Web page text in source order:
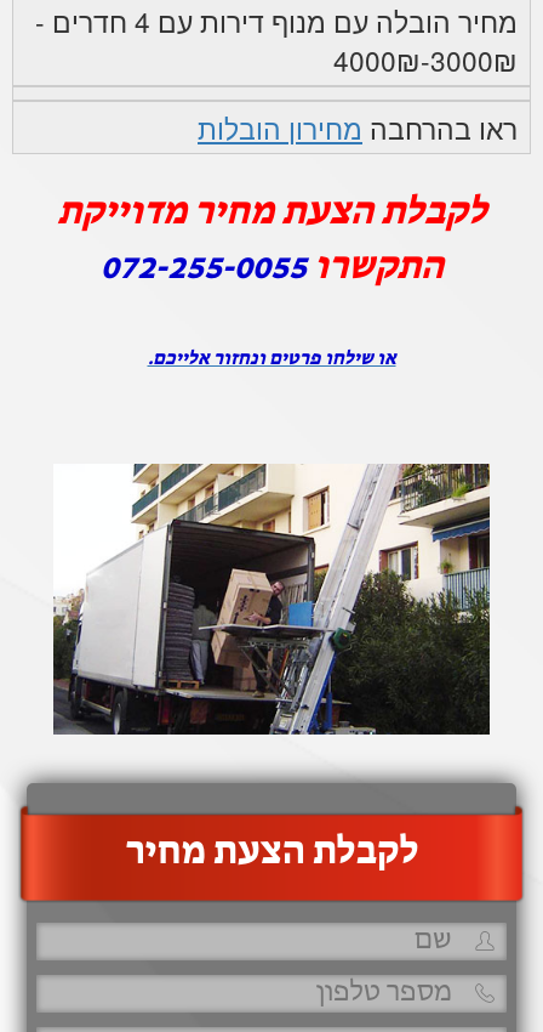
מחיר הובלה עם מנוף דירות עם 4 חדרים -
3000₪-4000₪
ראו בהרחבה מחירון הובלות
לקבלת הצעת מחיר מדוייקת
התקשרו072-255-0055
או שילחו פרטים ונחזור אלייכם.
‫לקבלת הצעת מחיר